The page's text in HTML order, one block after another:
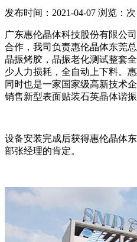
发布时间：2021-04-07 浏览：次
广东惠伦晶体科技股份有限公
合作，我司负责惠伦晶体东莞
晶振烤胶，晶振老化测试整套
少人力损耗，全自动上下料。
同时也是一家国家级高新技术
销售新型表面贴装石英晶体谐
设备安装完成后获得惠伦晶体
部张经理的肯定。